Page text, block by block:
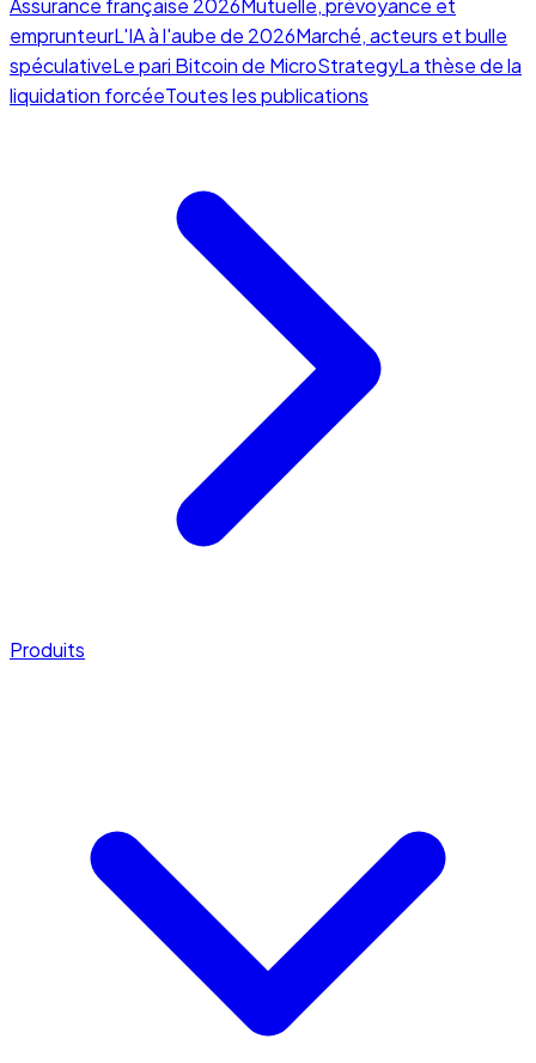
Assurance française 2026Mutuelle, prévoyance et
emprunteurL'IA à l'aube de 2026Marché, acteurs et bulle
spéculativeLe pari Bitcoin de MicroStrategyLa thèse de la
liquidation forcéeToutes les publications
Produits